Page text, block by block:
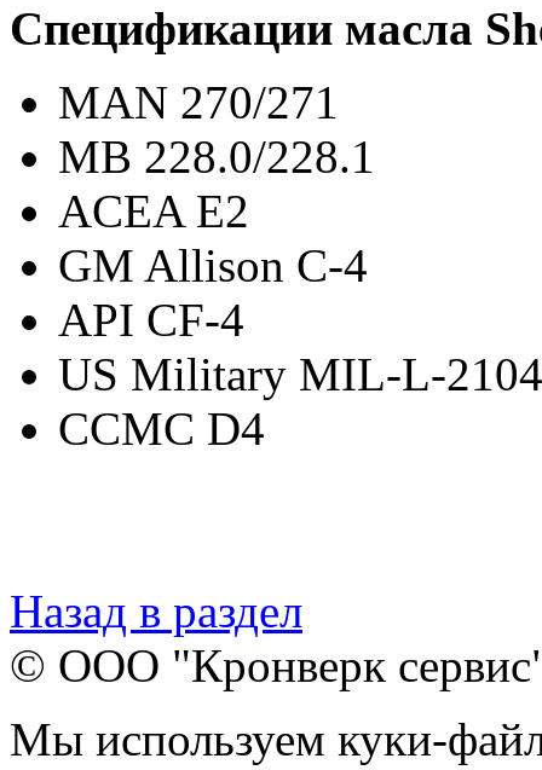
Спецификации масла
MAN 270/271
MB 228.0/228.1
ACEA E2
GM Allison C-4
API CF-4
US Military MIL-L-
CCMC D4
Назад в раздел
© ООО "Кронверк
Мы используем куки-